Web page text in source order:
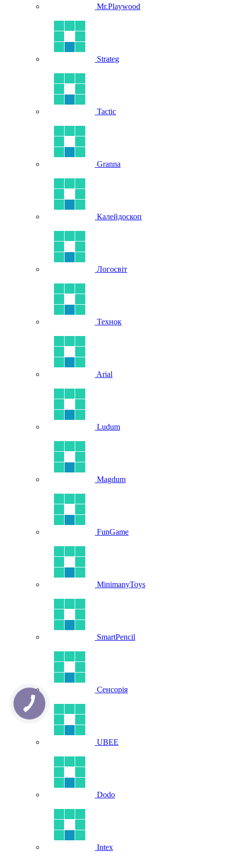
Mr.Playwood
Strateg
Tactic
Granna
Калейдоскоп
Логосвіт
Технок
Arial
Ludum
Magdum
FunGame
MinimanyToys
SmartPencil
Сенсорія
UBEE
Dodo
Intex